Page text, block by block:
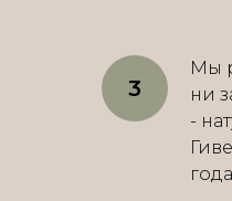
Мы
ни
-